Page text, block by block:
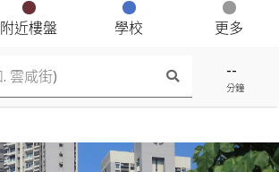
--
分鐘
附近樓盤 學校 更多